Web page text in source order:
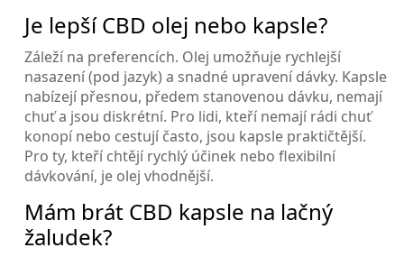
Je lepší CBD olej nebo kapsle?
Záleží na preferencích. Olej umožňuje rychlejší
nasazení (pod jazyk) a snadné upravení dávky. Kapsle
nabízejí přesnou, předem stanovenou dávku, nemají
chuť a jsou diskrétní. Pro lidi, kteří nemají rádi chuť
konopí nebo cestují často, jsou kapsle praktičtější.
Pro ty, kteří chtějí rychlý účinek nebo flexibilní
dávkování, je olej vhodnější.
Mám brát CBD kapsle na lačný
žaludek?